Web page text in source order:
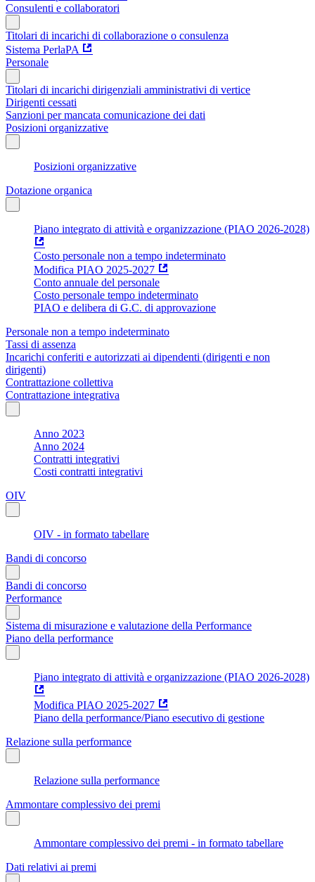
Consulenti e collaboratori
Titolari di incarichi di collaborazione o consulenza
Sistema PerlaPA
Personale
Titolari di incarichi dirigenziali amministrativi di vertice
Dirigenti cessati
Sanzioni per mancata comunicazione dei dati
Posizioni organizzative
Posizioni organizzative
Dotazione organica
Piano integrato di attività e organizzazione (PIAO 2026-2028)
Costo personale non a tempo indeterminato
Modifica PIAO 2025-2027
Conto annuale del personale
Costo personale tempo indeterminato
PIAO e delibera di G.C. di approvazione
Personale non a tempo indeterminato
Tassi di assenza
Incarichi conferiti e autorizzati ai dipendenti (dirigenti e non
dirigenti)
Contrattazione collettiva
Contrattazione integrativa
Anno 2023
Anno 2024
Contratti integrativi
Costi contratti integrativi
OIV
OIV - in formato tabellare
Bandi di concorso
Bandi di concorso
Performance
Sistema di misurazione e valutazione della Performance
Piano della performance
Piano integrato di attività e organizzazione (PIAO 2026-2028)
Modifica PIAO 2025-2027
Piano della performance/Piano esecutivo di gestione
Relazione sulla performance
Relazione sulla performance
Ammontare complessivo dei premi
Ammontare complessivo dei premi - in formato tabellare
Dati relativi ai premi